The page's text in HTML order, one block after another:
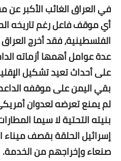
في العراق الغائب الأكبر
أي موقف فاعل رغم تاريخه
الفلسطينية، فقد أخرج
عدة عوامل أهمها أزماته
على أحداث تعيد تشكيل
بقي اليمن على موقفه
لم يمنع تعرضه لعدوان
بنيته التحتية لا سيما
إسرائيل الحلقة بقصف ميناء
صنعاء وإخراجهم من الخدمة.